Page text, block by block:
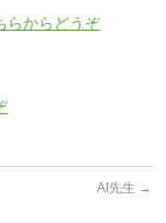
らからどうぞ
AI先生 →